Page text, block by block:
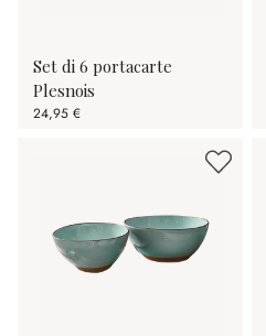
Set di 6 portacarte
Plesnois
24,95 €